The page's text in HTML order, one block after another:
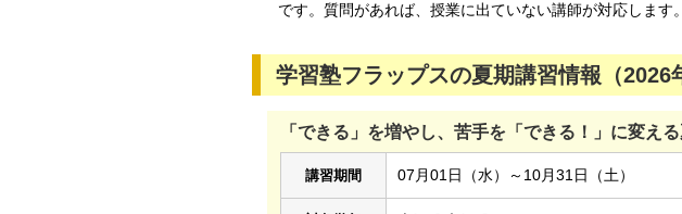
です。質問があれば、授業に出ていない講師が対応します。
学習塾フラップスの夏期講習情報（2026
「できる」を増やし、苦手を「できる！」に変え
講習期間 07月01日（水）～10月31日（土）